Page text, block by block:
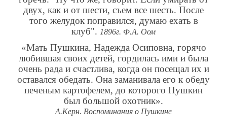
двух, как и от шести, съем все шесть. После
того желудок поправился, думаю ехать в
клуб". 1896г. Ф.А. Оом
«Мать Пушкина, Надежда Осиповна, горячо
любившая своих детей, гордилась ими и была
очень рада и счастлива, когда он посещал их и
оставался обедать. Она заманивала его к обеду
печеным картофелем, до которого Пушкин
был большой охотник».
А.Керн. Воспоминания о Пушкине